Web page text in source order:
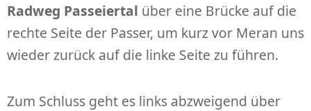
Radweg Passeiertal über eine Brücke auf die
rechte Seite der Passer, um kurz vor Meran uns
wieder zurück auf die linke Seite zu führen.
Zum Schluss geht es links abzweigend über